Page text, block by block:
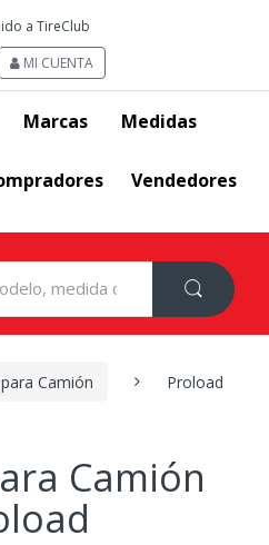
a TireClub
MI CUENTA
Marcas Medidas
Vendedores
Camión Proload
Camión